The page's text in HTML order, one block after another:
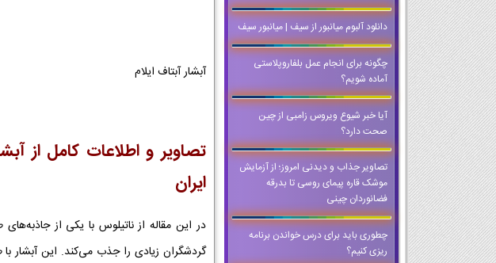
دانلود آلبوم میانبور از سیف | میانبور سیف
چگونه برای انجام عمل بلفاروپلاستی
آماده شویم؟
آیا خبر شیوع ویروس زامبی از چین
صحت دارد؟
تصاویر جذاب و دیدنی امروز؛ از آزمایش
موشک قاره پیمای روسی تا بدرقه
فضانوردان چینی
چطوری باید برای درس خواندن برنامه
ریزی کنیم؟
آبشار آبتاف ایلام
تصاویر و اطلاعات کامل از
ایران
در این مقاله از ناتیلوس با یکی از
گردشگران زیادی را جذب می‌کند. این آبشار